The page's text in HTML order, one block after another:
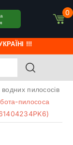
!!!
0
пилососів
пилососа